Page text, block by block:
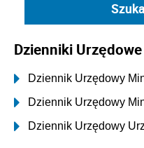
Dzienniki Urzędowe
Dziennik Urzędowy
Dziennik Urzędowy
Dziennik Urzędowy